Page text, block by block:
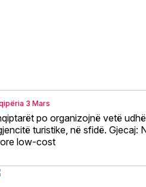
3 Mars
po organizojnë vetë
turistike, në sfidë. Gjecaj:
low-cost